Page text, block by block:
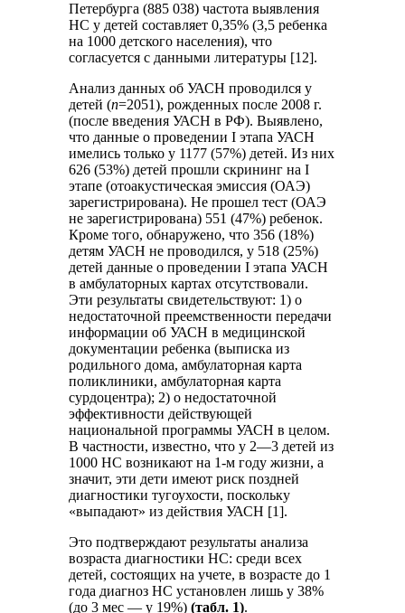
Петербурга (885 038) частота выявления
НС у детей составляет 0,35% (3,5 ребенка
на 1000 детского населения), что
согласуется с данными литературы [12].
Анализ данных об УАСН проводился у
детей (n=2051), рожденных после 2008 г.
(после введения УАСН в РФ). Выявлено,
что данные о проведении I этапа УАСН
имелись только у 1177 (57%) детей. Из них
626 (53%) детей прошли скрининг на I
этапе (отоакустическая эмиссия (ОАЭ)
зарегистрирована). Не прошел тест (ОАЭ
не зарегистрирована) 551 (47%) ребенок.
Кроме того, обнаружено, что 356 (18%)
детям УАСН не проводился, у 518 (25%)
детей данные о проведении I этапа УАСН
в амбулаторных картах отсутствовали.
Эти результаты свидетельствуют: 1) о
недостаточной преемственности передачи
информации об УАСН в медицинской
документации ребенка (выписка из
родильного дома, амбулаторная карта
поликлиники, амбулаторная карта
сурдоцентра); 2) о недостаточной
эффективности действующей
национальной программы УАСН в целом.
В частности, известно, что у 2—3 детей из
1000 НС возникают на 1-м году жизни, а
значит, эти дети имеют риск поздней
диагностики тугоухости, поскольку
«выпадают» из действия УАСН [1].
Это подтверждают результаты анализа
возраста диагностики НС: среди всех
детей, состоящих на учете, в возрасте до 1
года диагноз НС установлен лишь у 38%
(до 3 мес — у 19%)(табл. 1).